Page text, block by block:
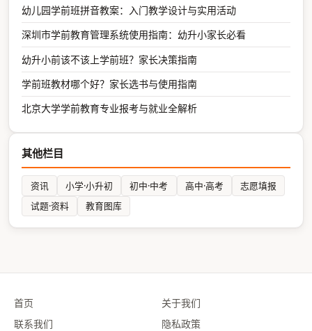
幼儿园学前班拼音教案：入门教学设计与实用活动
深圳市学前教育管理系统使用指南：幼升小家长必看
幼升小前该不该上学前班？家长决策指南
学前班教材哪个好？家长选书与使用指南
北京大学学前教育专业报考与就业全解析
其他栏目
资讯 小学·小升初 初中·中考 高中·高考
志愿填报
试题·资料
教育图库
首页
关于我们
联系我们
隐私政策